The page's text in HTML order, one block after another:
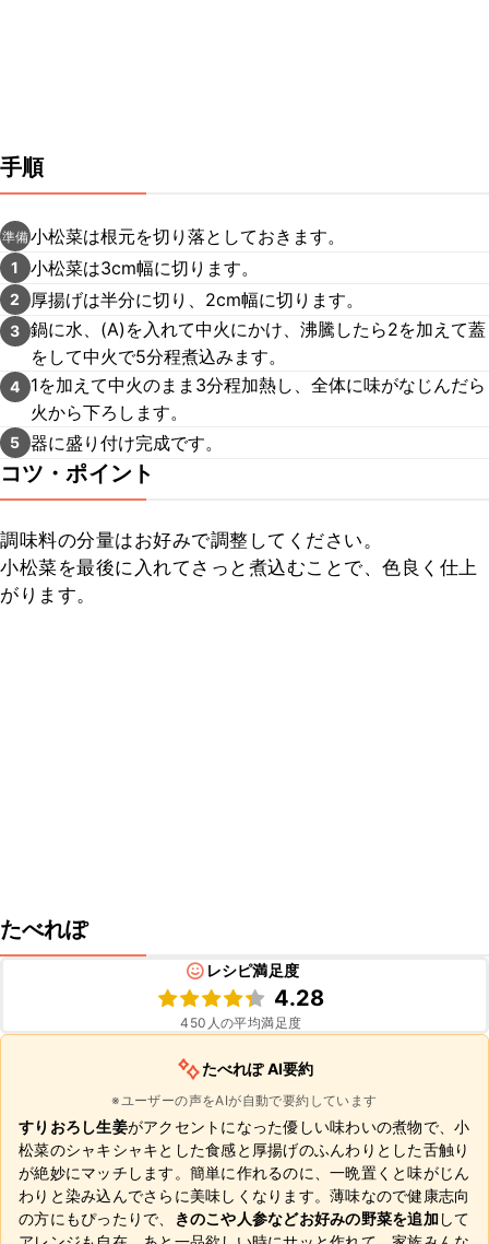
手順
準備小松菜は根元を切り落としておきます。
1 小松菜は3cm幅に切ります。
2 厚揚げは半分に切り、2cm幅に切ります。
3 鍋に水、(A)を入れて中火にかけ、沸騰したら2を加えて蓋
をして中火で5分程煮込みます。
4
1を加えて中火のまま3分程加熱し、全体に味がなじんだら
火から下ろします。
5 器に盛り付け完成です。
コツ・ポイント
調味料の分量はお好みで調整してください。
小松菜を最後に入れてさっと煮込むことで、色良く仕上
がります。
たべれぽ
レシピ満足度
4.28
450 人の平均満足度
たべれぽ AI要約
※ユーザーの声をAIが自動で要約しています
すりおろし生姜がアクセントになった優しい味わいの煮物で、小
松菜のシャキシャキとした食感と厚揚げのふんわりとした舌触り
が絶妙にマッチします。簡単に作れるのに、一晩置くと味がじん
わりと染み込んでさらに美味しくなります。薄味なので健康志向
の方にもぴったりで、
きのこや人参などお好みの野菜を追加して